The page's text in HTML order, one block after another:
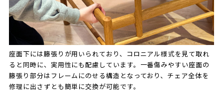
座面下には籐張りが用いられており、コロニアル様式を見て取れ
ると同時に、実用性にも配慮しています。一番傷みやすい座面の
籐張り部分はフレームにのせる構造となっており、チェア全体を
修理に出さずとも簡単に交換が可能です。